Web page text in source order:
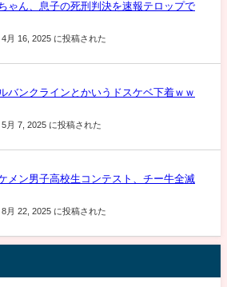
ゃん、息子の死刑判決を速報テロップで
4月 16, 2025 に投稿された
バンクラインとかいうドスケベ下着ｗｗ
5月 7, 2025 に投稿された
メン男子高校生コンテスト、チー牛全滅
8月 22, 2025 に投稿された